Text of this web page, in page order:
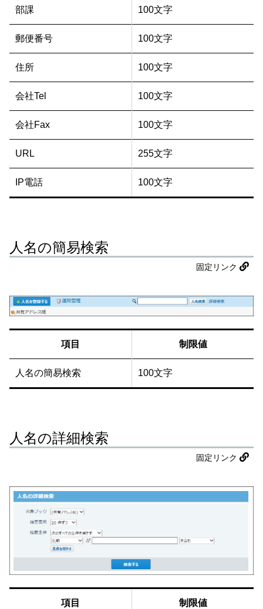
部課 100文字
郵便番号 100文字
住所 100文字
会社Tel 100文字
会社Fax 100文字
URL 255文字
IP電話 100文字
人名の簡易検索
固定リンク
項目 制限値
人名の簡易検索 100文字
人名の詳細検索
固定リンク
項目 制限値